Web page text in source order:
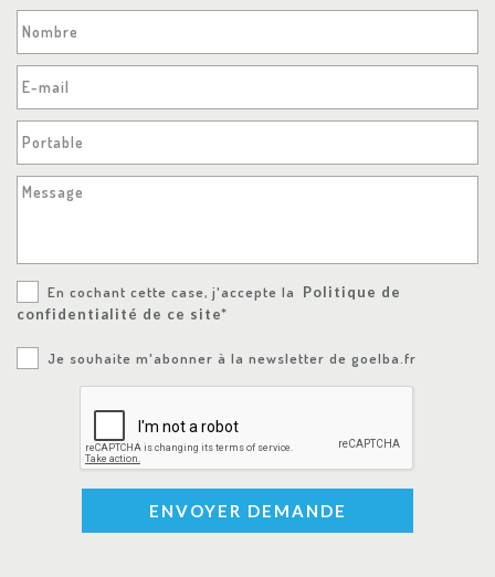
Nombre
E-mail
Portable
Message
En cochant cette case, j'accepte la
Politique de
confidentialité de ce site*
Je souhaite m'abonner à la newsletter de goelba.fr
ENVOYER DEMANDE